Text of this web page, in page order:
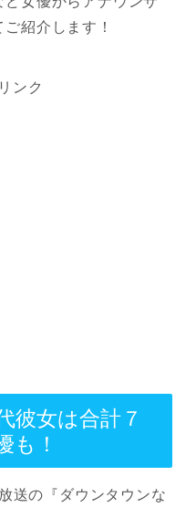
紹介します！
ンク
彼女は合計７
も！
送の『ダウンタウンな